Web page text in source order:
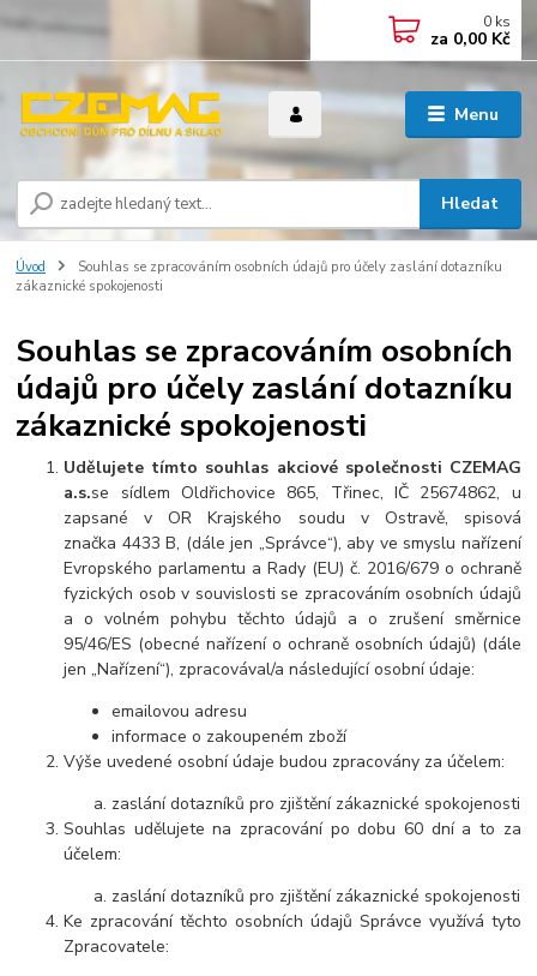
Menu
Hledat
0 ks
za 0,00 Kč
Úvod
Souhlas se zpracováním osobních údajů pro účely zaslání dotazníku
zákaznické spokojenosti
Souhlas se zpracováním osobních
údajů pro účely zaslání dotazníku
zákaznické spokojenosti
Udělujete tímto souhlas akciové společnosti CZEMAG
a.s.se sídlem Oldřichovice 865, Třinec, IČ 25674862, u
zapsané v OR Krajského soudu v Ostravě, spisová
značka 4433 B, (dále jen „Správce“), aby ve smyslu nařízení
Evropského parlamentu a Rady (EU) č. 2016/679 o ochraně
fyzických osob v souvislosti se zpracováním osobních údajů
a o volném pohybu těchto údajů a o zrušení směrnice
95/46/ES (obecné nařízení o ochraně osobních údajů) (dále
jen „Nařízení“), zpracovával/a následující osobní údaje:
emailovou adresu
informace o zakoupeném zboží
Výše uvedené osobní údaje budou zpracovány za účelem:
zaslání dotazníků pro zjištění zákaznické spokojenosti
Souhlas udělujete na zpracování po dobu60 dní a to za
účelem:
zaslání dotazníků pro zjištění zákaznické spokojenosti
Ke zpracování těchto osobních údajů Správce využívá tyto
Zpracovatele: